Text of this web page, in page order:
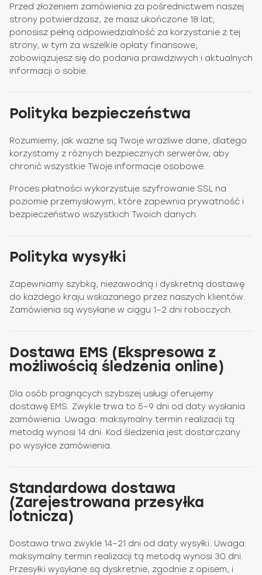
Przed złożeniem zamówienia za pośrednictwem naszej
strony potwierdzasz, że masz ukończone 18 lat;
ponosisz pełną odpowiedzialność za korzystanie z tej
strony, w tym za wszelkie opłaty finansowe;
zobowiązujesz się do podania prawdziwych i aktualnych
informacji o sobie.
Polityka bezpieczeństwa
Rozumiemy, jak ważne są Twoje wrażliwe dane, dlatego
korzystamy z różnych bezpiecznych serwerów, aby
chronić wszystkie Twoje informacje osobowe.
Proces płatności wykorzystuje szyfrowanie SSL na
poziomie przemysłowym, które zapewnia prywatność i
bezpieczeństwo wszystkich Twoich danych.
Polityka wysyłki
Zapewniamy szybką, niezawodną i dyskretną dostawę
do każdego kraju wskazanego przez naszych klientów.
Zamówienia są wysyłane w ciągu 1–2 dni roboczych.
Dostawa EMS (Ekspresowa z
możliwością śledzenia online)
Dla osób pragnących szybszej usługi oferujemy
dostawę EMS. Zwykle trwa to 5–9 dni od daty wysłania
zamówienia. Uwaga: maksymalny termin realizacji tą
metodą wynosi 14 dni. Kod śledzenia jest dostarczany
po wysyłce zamówienia.
Standardowa dostawa
(Zarejestrowana przesyłka
lotnicza)
Dostawa trwa zwykle 14–21 dni od daty wysyłki. Uwaga:
maksymalny termin realizacji tą metodą wynosi 30 dni.
Przesyłki wysyłane są dyskretnie, zgodnie z opisem, i